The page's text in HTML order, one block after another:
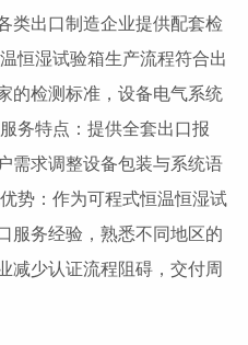
类出口制造企业提供配套检
恒湿试验箱生产流程符合出
的检测标准，设备电气系统
务特点：提供全套出口报
需求调整设备包装与系统语
势：作为可程式恒温恒湿试
服务经验，熟悉不同地区的
减少认证流程阻碍，交付周